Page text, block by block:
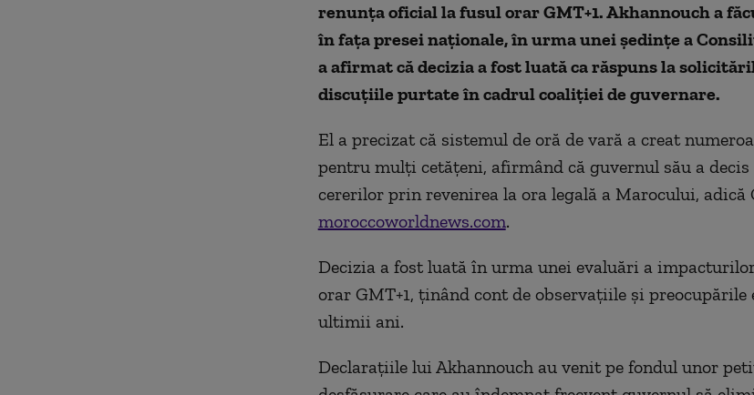
renunța oficial la fusul orar GMT+1. Akhannouch a
în fața presei naționale, în urma unei ședințe a
a afirmat că decizia a fost luată ca răspuns la
discuțiile purtate în cadrul coaliției de guvernare.
El a precizat că sistemul de oră de vară a creat
pentru mulți cetățeni, afirmând că guvernul său a decis
cererilor prin revenirea la ora legală a Marocului, adică
moroccoworldnews.com.
Decizia a fost luată în urma unei evaluări a
orar GMT+1, ținând cont de observațiile și
ultimii ani.
Declarațiile lui Akhannouch au venit pe fondul unor